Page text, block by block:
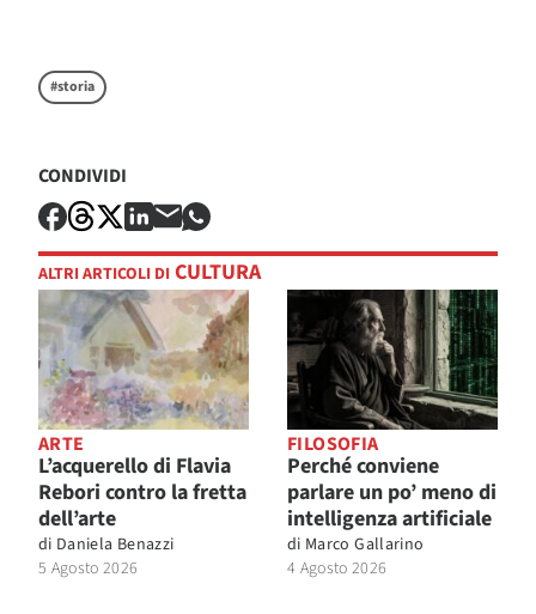
#storia
CONDIVIDI
ALTRI ARTICOLI DI CULTURA
ARTE
L’acquerello di Flavia
Rebori contro la fretta
dell’arte
di Daniela Benazzi
5 Agosto 2026
FILOSOFIA
Perché conviene
parlare un po’ meno di
intelligenza artificiale
di Marco Gallarino
4 Agosto 2026